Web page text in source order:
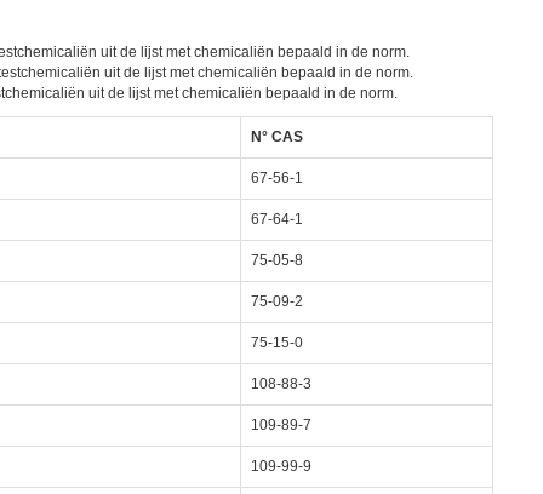
uit de lijst met chemicaliën bepaald in de norm.
uit de lijst met chemicaliën bepaald in de norm.
uit de lijst met chemicaliën bepaald in de norm.
N° CAS
67-56-1
67-64-1
75-05-8
75-09-2
75-15-0
108-88-3
109-89-7
109-99-9